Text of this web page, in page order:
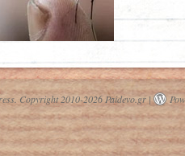
των κουνουπιών;
Copyright 2010-2026 Paidevo.gr |